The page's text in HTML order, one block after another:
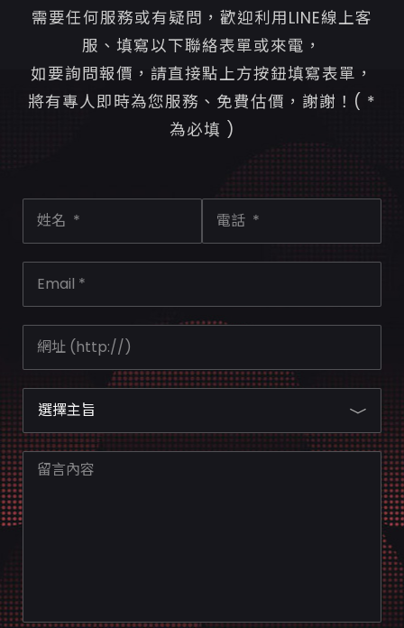
需要任何服務或有疑問，歡迎利用LINE線上客
服、填寫以下聯絡表單或來電，
如要詢問報價，請直接點上方按鈕填寫表單，
將有專人即時為您服務、免費估價，謝謝！( *
為必填 )